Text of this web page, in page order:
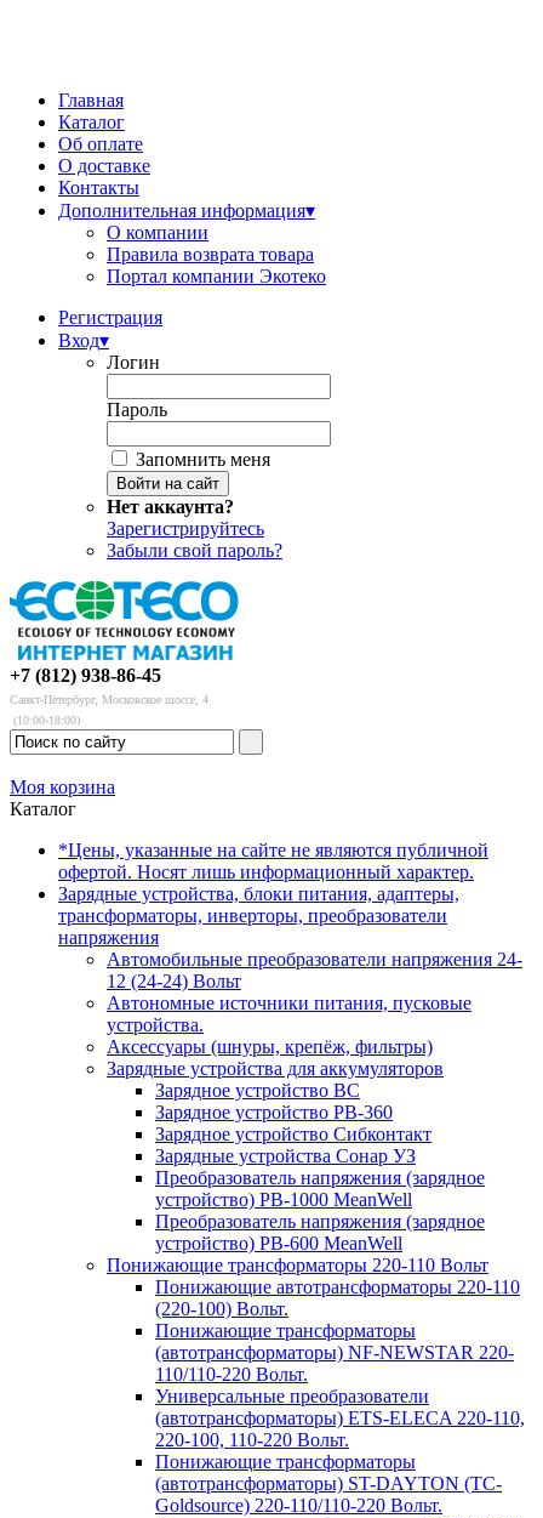
Главная
Каталог
Об оплате
О доставке
Контакты
Дополнительная информация▾
О компании
Правила возврата товара
Портал компании Экотеко
Регистрация
Вход▾
Логин
Пароль
Запомнить меня
Нет аккаунта?
Зарегистрируйтесь
Забыли свой пароль?
+7 (812) 938-86-45
Санкт-Петербург, Московское шоссе, 4
(10:00-18:00)
Моя корзина
Каталог
*Цены, указанные на сайте не являются публичной
офертой. Носят лишь информационный характер.
Зарядные устройства, блоки питания, адаптеры,
трансформаторы, инверторы, преобразователи
напряжения
Автомобильные преобразователи напряжения 24-
12 (24-24) Вольт
Автономные источники питания, пусковые
устройства.
Аксессуары (шнуры, крепёж, фильтры)
Зарядные устройства для аккумуляторов
Зарядное устройство BC
Зарядное устройство PB-360
Зарядное устройство Сибконтакт
Зарядные устройства Сонар УЗ
Преобразователь напряжения (зарядное
устройство) PB-1000 MeanWell
Преобразователь напряжения (зарядное
устройство) PB-600 MeanWell
Понижающие трансформаторы 220-110 Вольт
Понижающие автотрансформаторы 220-110
(220-100) Вольт.
Понижающие трансформаторы
(автотрансформаторы) NF-NEWSTAR 220-
110/110-220 Вольт.
Универсальные преобразователи
(автотрансформаторы) ETS-ELECA 220-110,
220-100, 110-220 Вольт.
Понижающие трансформаторы
(автотрансформаторы) ST-DAYTON (TC-
Goldsource) 220-110/110-220 Вольт.